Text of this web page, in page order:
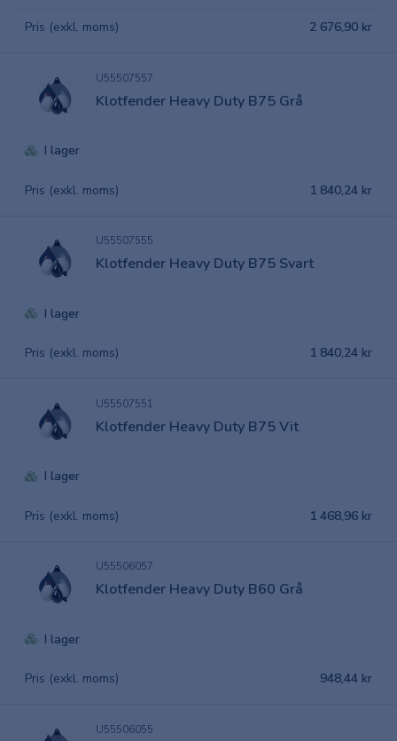
Pris (exkl. moms) 2 676,90 kr
U55507557
Klotfender Heavy Duty B75 Grå
I lager
Pris (exkl. moms) 1 840,24 kr
U55507555
Klotfender Heavy Duty B75 Svart
I lager
Pris (exkl. moms) 1 840,24 kr
U55507551
Klotfender Heavy Duty B75 Vit
I lager
Pris (exkl. moms) 1 468,96 kr
U55506057
Klotfender Heavy Duty B60 Grå
I lager
Pris (exkl. moms) 948,44 kr
U55506055